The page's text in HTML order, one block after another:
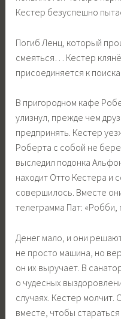
Кестер безуспешно
Погиб Ленц, который
смеяться… Кестер
присоединяется к
В пригородном кафе
улизнул, прежде чем
предпринять. Кестер
Роберта с собой не
выследил подонка
находит Отто Кестера и
совершилось. Вместе
телеграмма Пат:
Денег мало, и они
не просто машина, но
он их выручает. В
о чудесных
случаях. Кестер молчит.
вместе, чтобы